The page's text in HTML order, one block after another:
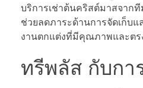
บริการเช่าต้นคริสต์มาสจาก
ช่วยลดภาระด้านการจัดเก็บ
งานตกแต่งที่มีคุณภาพและตร
ทรีพลัส กับกา